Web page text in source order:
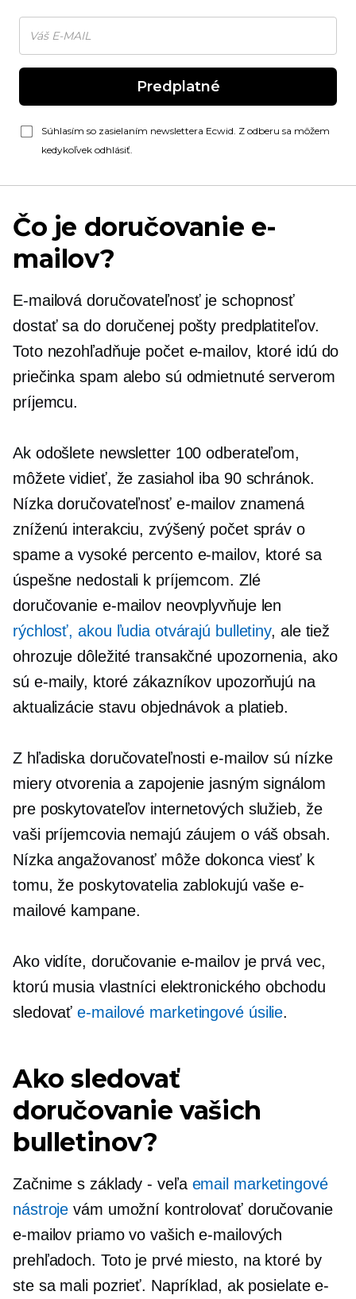
Predplatné
Súhlasím so zasielaním newslettera Ecwid. Z odberu sa môžem
kedykoľvek odhlásiť.
Čo je doručovanie e-
mailov?
E-mailová doručovateľnosť je schopnosť
dostať sa do doručenej pošty predplatiteľov.
Toto nezohľadňuje počet e-mailov, ktoré idú do
priečinka spam alebo sú odmietnuté serverom
príjemcu.
Ak odošlete newsletter 100 odberateľom,
môžete vidieť, že zasiahol iba 90 schránok.
Nízka doručovateľnosť e-mailov znamená
zníženú interakciu, zvýšený počet správ o
spame a vysoké percento e-mailov, ktoré sa
úspešne nedostali k príjemcom. Zlé
doručovanie e-mailov neovplyvňuje len
rýchlosť, akou ľudia otvárajú bulletiny, ale tiež
ohrozuje dôležité transakčné upozornenia, ako
sú e-maily, ktoré zákazníkov upozorňujú na
aktualizácie stavu objednávok a platieb.
Z hľadiska doručovateľnosti e-mailov sú nízke
miery otvorenia a zapojenie jasným signálom
pre poskytovateľov internetových služieb, že
vaši príjemcovia nemajú záujem o váš obsah.
Nízka angažovanosť môže dokonca viesť k
tomu, že poskytovatelia zablokujú vaše e-
mailové kampane.
Ako vidíte, doručovanie e-mailov je prvá vec,
ktorú musia vlastníci elektronického obchodu
sledovaťe-mailové marketingové úsilie.
Ako sledovať
doručovanie vašich
bulletinov?
Začnime s základy - veľa email marketingové
nástroje vám umožní kontrolovať doručovanie
e-mailov priamo vo vašich e-mailových
prehľadoch. Toto je prvé miesto, na ktoré by
ste sa mali pozrieť. Napríklad, ak posielate e-